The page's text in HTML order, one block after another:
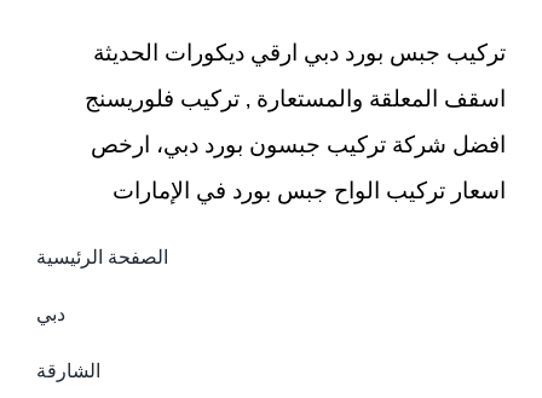
تركيب جبس بورد دبي ارقي ديكورات الحديثة
اسقف المعلقة والمستعارة , تركيب فلوريسنج
افضل شركة تركيب جبسون بورد دبي، ارخص
اسعار تركيب الواح جبس بورد في الإمارات
الصفحة الرئيسية
دبي
الشارقة